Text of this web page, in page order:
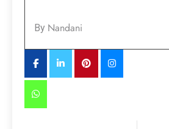
By Nandani